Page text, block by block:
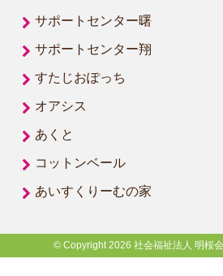
サポートセンター曙
サポートセンター翔
すたじおぽっち
オアシス
あくと
コットンベール
あいすくりーむの家
© Copyright 2026 社会福祉法人 明桜